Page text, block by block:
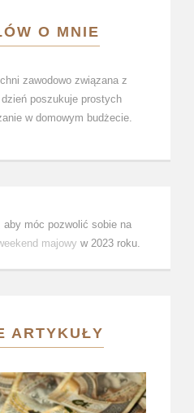
O MNIE
zawodowo związana z
poszukuje prostych
w domowym budżecie.
móc pozwolić sobie na
majowy w 2023 roku.
ARTYKUŁY